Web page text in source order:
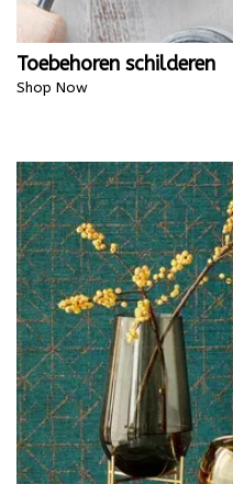
Toebehoren schilderen
Shop Now